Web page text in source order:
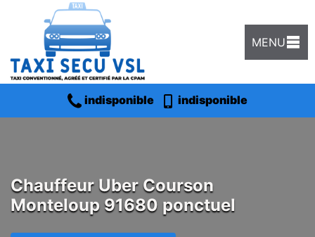
MENU
indisponible indisponible
Chauffeur Uber Courson
Monteloup 91680 ponctuel